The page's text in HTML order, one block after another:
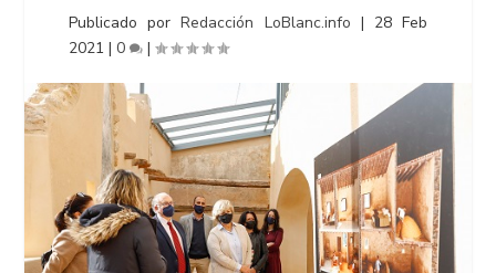
Publicado porRedacción LoBlanc.info | 28 Feb
2021 |0 |